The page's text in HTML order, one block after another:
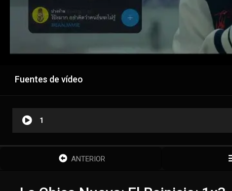
Fuentes de vídeo
1
ANTERIOR